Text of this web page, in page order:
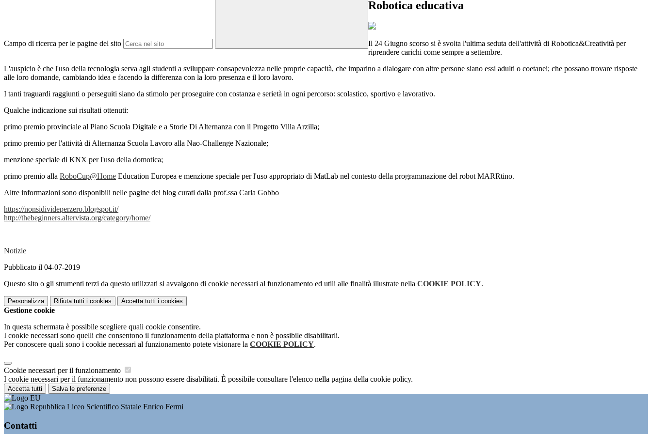
Campo di ricerca per le pagine del sito
Robotica educativa
Il 24 Giugno scorso si è svolta l'ultima seduta dell'attività di Robotica&Creatività per
riprendere carichi come sempre a settembre.
L'auspicio è che l'uso della tecnologia serva agli studenti a sviluppare consapevolezza nelle proprie capacità, che imparino a dialogare con altre persone siano essi adulti o coetanei; che possano trovare risposte
alle loro domande, cambiando idea e facendo la differenza con la loro presenza e il loro lavoro.
I tanti traguardi raggiunti o perseguiti siano da stimolo per proseguire con costanza e serietà in ogni percorso: scolastico, sportivo e lavorativo.
Qualche indicazione sui risultati ottenuti:
primo premio provinciale al Piano Scuola Digitale e a Storie Di Alternanza con il Progetto Villa Arzilla;
primo premio per l'attività di Alternanza Scuola Lavoro alla Nao-Challenge Nazionale;
menzione speciale di KNX per l'uso della domotica;
primo premio alla RoboCup@Home Education Europea e menzione speciale per l'uso appropriato di MatLab nel contesto della programmazione del robot MARRtino.
Altre informazioni sono disponibili nelle pagine dei blog curati dalla prof.ssa Carla Gobbo
https://nonsidivideperzero.blogspot.it/
http://thebeginners.altervista.org/category/home/
Notizie
Pubblicato il 04-07-2019
Questo sito o gli strumenti terzi da questo utilizzati si avvalgono di cookie necessari al funzionamento ed utili alle finalità illustrate nella COOKIE POLICY.
Personalizza Rifiuta tutti i cookies Accetta tutti i cookies
Gestione cookie
In questa schermata è possibile scegliere quali cookie consentire.
I cookie necessari sono quelli che consentono il funzionamento della piattaforma e non è possibile disabilitarli.
Per conoscere quali sono i cookie necessari al funzionamento potete visionare la COOKIE POLICY.
Cookie necessari per il funzionamento
I cookie necessari per il funzionamento non possono essere disabilitati. È possibile consultare l'elenco nella pagina della cookie policy.
Accetta tutti Salva le preferenze
Liceo Scientifico Statale Enrico Fermi
Contatti